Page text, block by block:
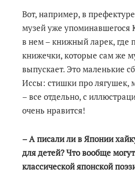
Вот, например, в
музей уже упоминавшегося
в нем – книжный ларек, где
книжечки, которые сам же
выпускает. Это маленькие
Иссы: стишки про лягушек,
– все отдельно, с
очень нравится!
– А писали ли в Японии
для детей? Что вообще
классической японской